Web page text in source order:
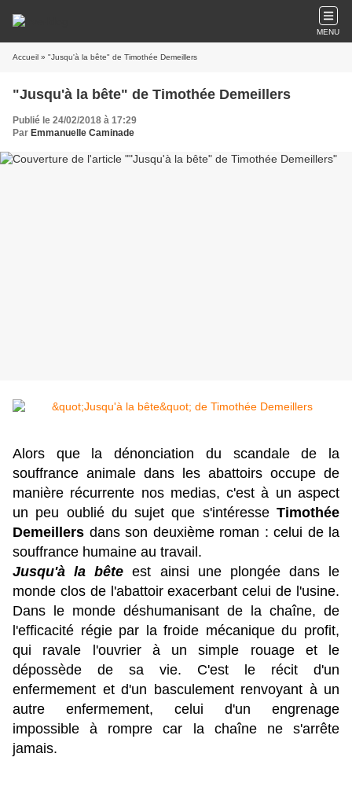
MENU
Accueil » "Jusqu'à la bête" de Timothée Demeillers
"Jusqu'à la bête" de Timothée Demeillers
Publié le 24/02/2018 à 17:29
Par Emmanuelle Caminade
Alors que la dénonciation du scandale de la
souffrance animale dans les abattoirs occupe de
manière récurrente nos medias, c'est à un aspect
un peu oublié du sujet que s'intéresse Timothée
Demeillers dans son deuxième roman : celui de la
souffrance humaine au travail.
Jusqu'à la bêteest ainsi une plongée dans le
monde clos de l'abattoir exacerbant celui de l'usine.
Dans le monde déshumanisant de la chaîne, de
l'efficacité régie par la froide mécanique du profit,
qui ravale l'ouvrier à un simple rouage et le
dépossède de sa vie. C'est le récit d'un
enfermement et d'un basculement renvoyant à un
autre enfermement, celui d'un engrenage
impossible à rompre car la chaîne ne s'arrête
jamais.